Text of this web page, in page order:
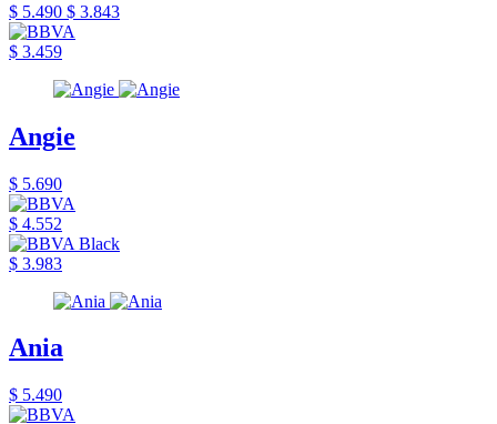
$ 5.490 $ 3.843
$ 3.459
Angie
$ 5.690
$ 4.552
$ 3.983
Ania
$ 5.490